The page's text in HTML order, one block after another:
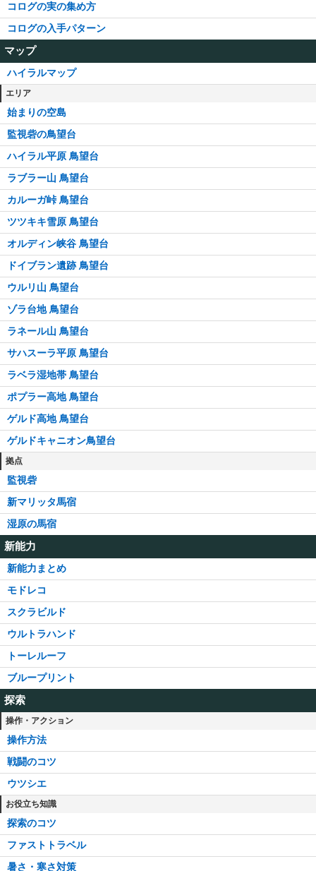
コログの実の集め方
コログの入手パターン
マップ
ハイラルマップ
エリア
始まりの空島
監視砦の鳥望台
ハイラル平原 鳥望台
ラブラー山 鳥望台
カルーガ峠 鳥望台
ツツキキ雪原 鳥望台
オルディン峡谷 鳥望台
ドイブラン遺跡 鳥望台
ウルリ山 鳥望台
ゾラ台地 鳥望台
ラネール山 鳥望台
サハスーラ平原 鳥望台
ラベラ湿地帯 鳥望台
ポプラー高地 鳥望台
ゲルド高地 鳥望台
ゲルドキャニオン鳥望台
拠点
監視砦
新マリッタ馬宿
湿原の馬宿
新能力
新能力まとめ
モドレコ
スクラビルド
ウルトラハンド
トーレルーフ
ブループリント
探索
操作・アクション
操作方法
戦闘のコツ
ウツシエ
お役立ち知識
探索のコツ
ファストトラベル
暑さ・寒さ対策